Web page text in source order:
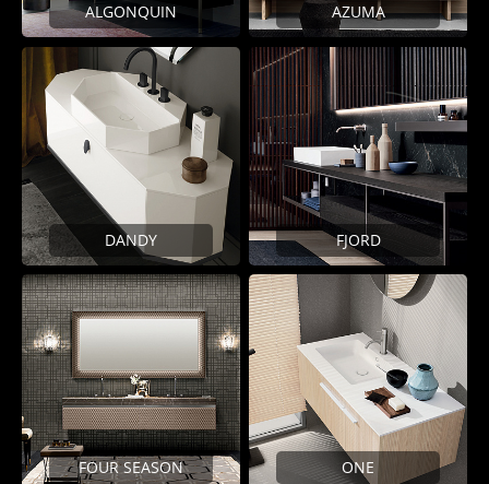
ALGONQUIN AZUMA
DANDY FJORD
FOUR SEASON ONE